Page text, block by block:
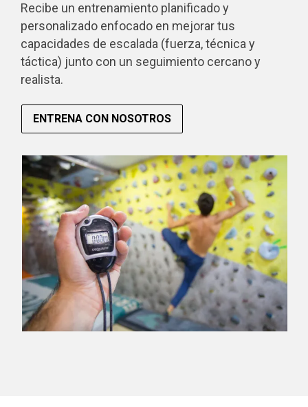
Recibe un entrenamiento planificado y
personalizado enfocado en mejorar tus
capacidades de escalada (fuerza, técnica y
táctica) junto con un seguimiento cercano y
realista.
ENTRENA CON NOSOTROS